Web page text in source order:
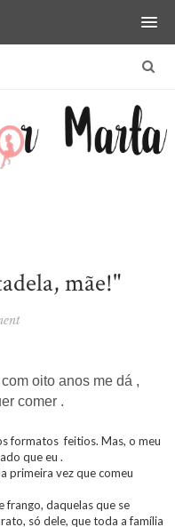
mãe!"
oito anos me dá ,
comer .
formatos feitios. Mas, o meu
que eu .
primeira vez que comeu
frango, daquelas que se
só dele, que toda a família